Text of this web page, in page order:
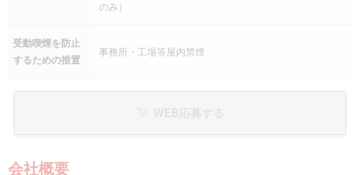
のみ）
受動喫煙を防止
するための措置
事務所・工場等屋内禁煙
会社概要